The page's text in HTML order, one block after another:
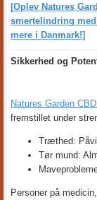
[Oplev Natures
smertelindring
mere i Danmark!]
Sikkerhed og
Natures Garden
fremstillet under
Træthed:
Tør mund:
Personer på